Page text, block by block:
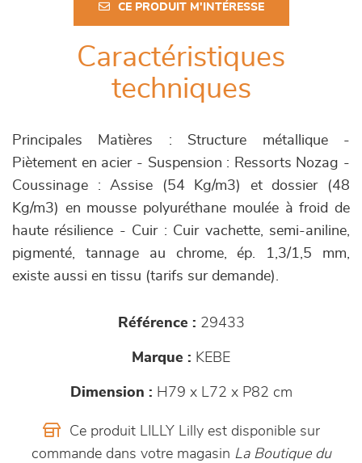
CE PRODUIT M'INTÉRESSE
Caractéristiques
techniques
Principales Matières : Structure métallique -
Piètement en acier - Suspension : Ressorts Nozag -
Coussinage : Assise (54 Kg/m3) et dossier (48
Kg/m3) en mousse polyuréthane moulée à froid de
haute résilience - Cuir : Cuir vachette, semi-aniline,
pigmenté, tannage au chrome, ép. 1,3/1,5 mm,
existe aussi en tissu (tarifs sur demande).
Référence : 29433
Marque : KEBE
Dimension : H79 x L72 x P82 cm
Ce produit LILLY Lilly est disponible sur
commande dans votre magasin La Boutique du